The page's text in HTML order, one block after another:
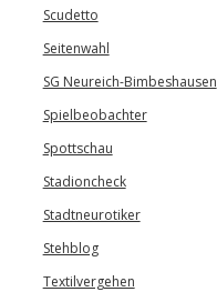
Scudetto
Seitenwahl
SG Neureich-Bimbeshausen
Spielbeobachter
Spottschau
Stadioncheck
Stadtneurotiker
Stehblog
Textilvergehen